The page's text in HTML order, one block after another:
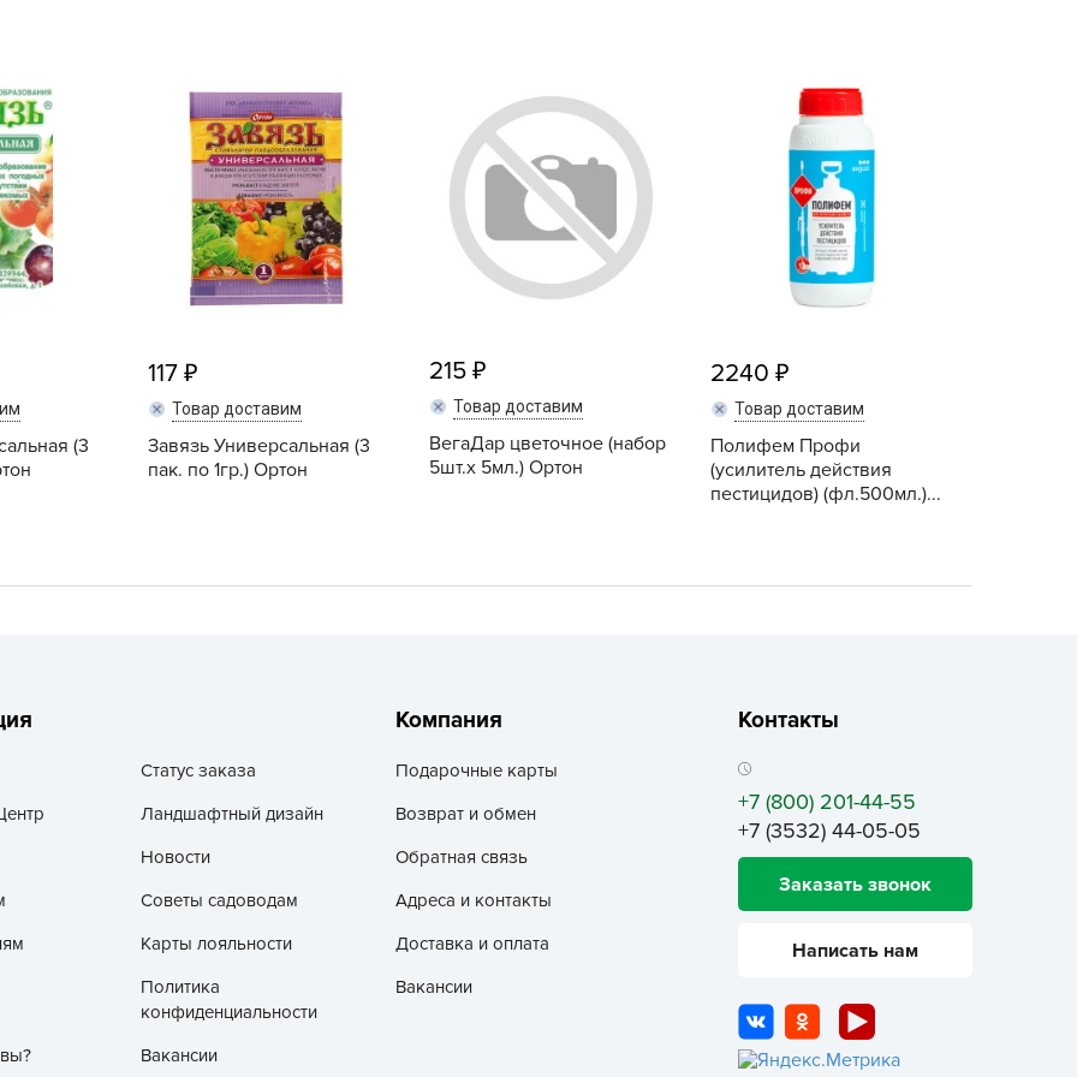
MAROLEX
Nika
Palisad
Raco
Robin Green
Terra Vita
TORNADICA
TUT BIO
Zarit
АгроСпан
АГРОУСПЕХ
АГРОЭЛИТА
АЭЛИТА
(3
117
Товар доставим
Завязь Универсальная (3
пак. по 1гр.) Ортон
215
Товар доставим
ВегаДар цветочное (набор
5шт.x 5мл.) Ортон
2240
Товар доставим
Полифем Профи
(усилитель действия
пестицидов) (фл.500мл.)...
Статус заказа
Ландшафтный дизайн
Новости
Советы садоводам
Карты лояльности
Политика
конфиденциальности
Вакансии
Компания
Подарочные карты
Возврат и обмен
Обратная связь
Адреса и контакты
Доставка и оплата
Вакансии
Контакты
+7 (800) 201-44-55
+7 (3532) 44-05-05
Заказать звонок
Написать нам